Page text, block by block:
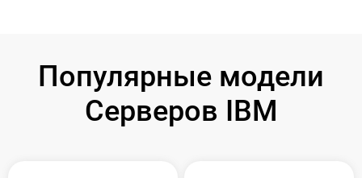
Популярные модели
Серверов IBM